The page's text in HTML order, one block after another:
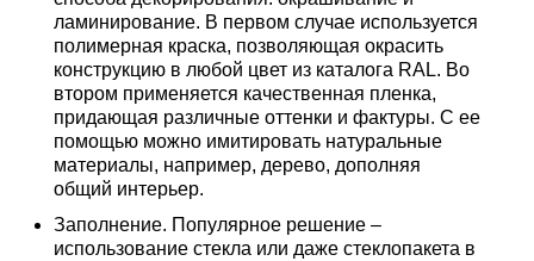
ламинирование. В первом случае используется
полимерная краска, позволяющая окрасить
конструкцию в любой цвет из каталога RAL. Во
втором применяется качественная пленка,
придающая различные оттенки и фактуры. С ее
помощью можно имитировать натуральные
материалы, например, дерево, дополняя
общий интерьер.
Заполнение. Популярное решение –
использование стекла или даже стеклопакета в